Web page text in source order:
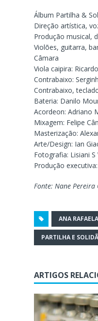
Álbum Partilha &
Direção artística,
Produção musical,
Violões, guitarra,
Câmara
Viola caipira:
Contrabaixo:
Contrabaixo,
Bateria: Danilo
Acordeon: Adriano
Mixagem: Felipe
Masterização:
Arte/Design: Ian
Fotografia: Lisiani S
Produção
Fonte: Nane Pereira
ANA RAFAELA
PARTILHA E
ARTIGOS